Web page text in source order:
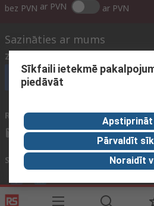
bez PVN ar PVN ar PVN
Sazināties ar mums
Zvani mums
Zvanīt klientu
Rakstīt epastu parasti atbildam 12h
sales@rsdelivers.lv
Sociālie tīkli
Sīkfaili ietekmē
piedāvāt
Apstiprināt
Pārvaldīt
Noraidīt